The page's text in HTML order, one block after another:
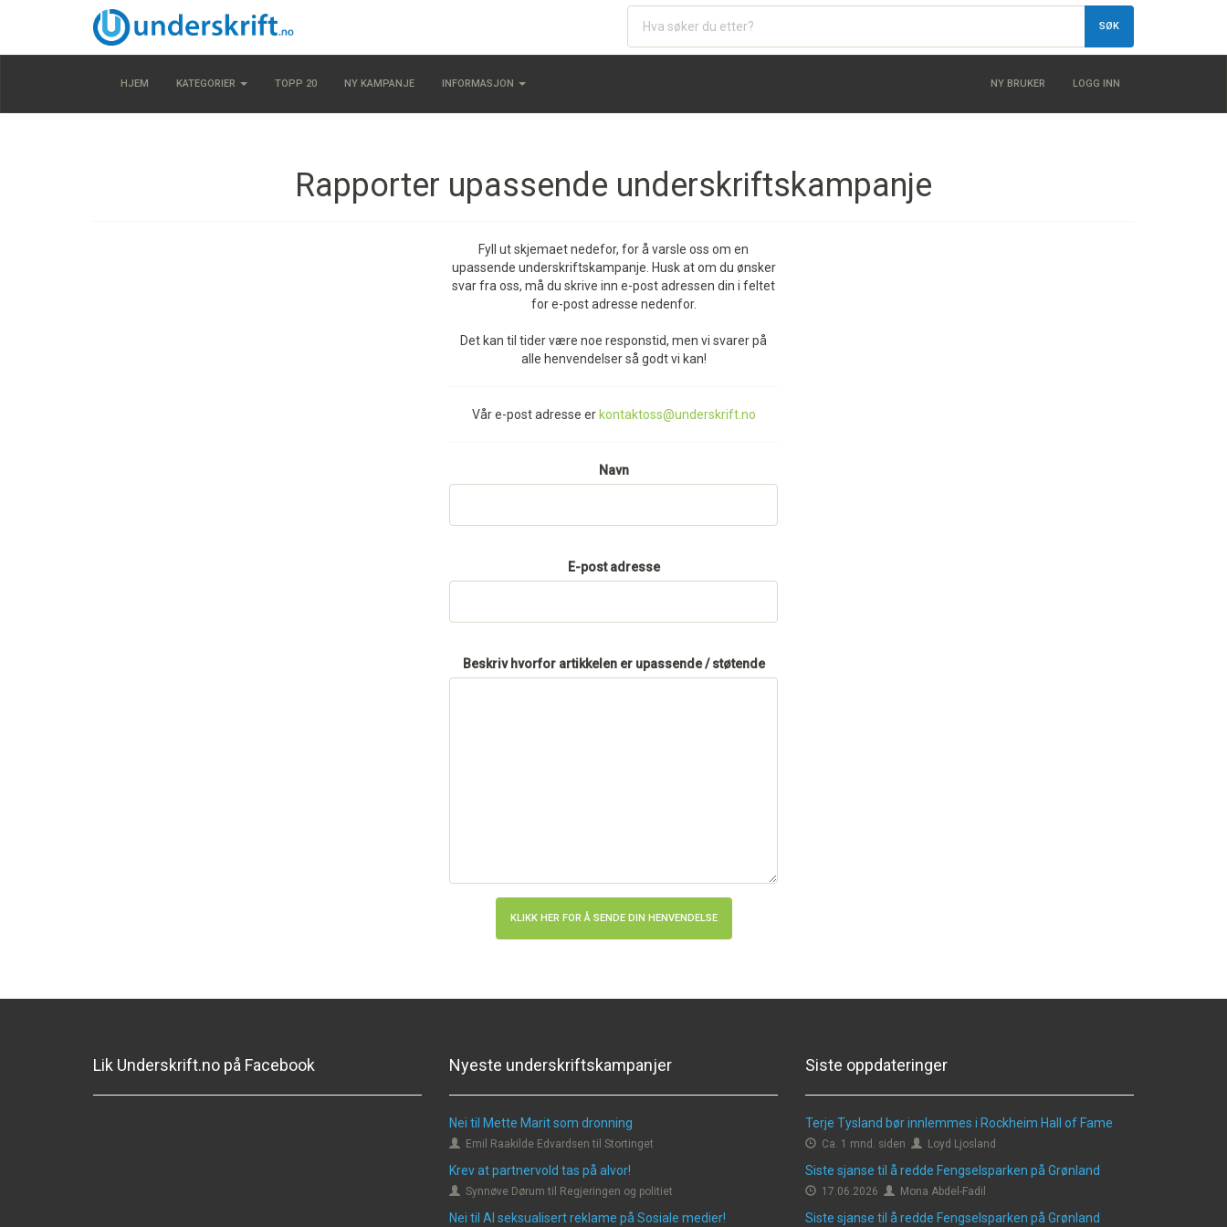
SØK
HJEM KATEGORIER TOPP 20 NY KAMPANJE INFORMASJON NY BRUKER LOGG INN
Rapporter upassende underskriftskampanje
Fyll ut skjemaet nedefor, for å varsle oss om en
upassende underskriftskampanje. Husk at om du ønsker
svar fra oss, må du skrive inn e-post adressen din i feltet
for e-post adresse nedenfor.
Det kan til tider være noe responstid, men vi svarer på
alle henvendelser så godt vi kan!
Vår e-post adresse er kontaktoss@underskrift.no
Navn
E-post adresse
Beskriv hvorfor artikkelen er upassende / støtende
Lik Underskrift.no på Facebook Nyeste underskriftskampanjer
Nei til Mette Marit som dronning
Emil Raakilde Edvardsen til Stortinget
Krev at partnervold tas på alvor!
Synnøve Dørum til Regjeringen og politiet
Nei til AI seksualisert reklame på Sosiale medier!
Siste oppdateringer
Terje Tysland bør innlemmes i Rockheim Hall of Fame
Ca. 1 mnd. siden Loyd Ljosland
Siste sjanse til å redde Fengselsparken på Grønland
17.06.2026 Mona Abdel-Fadil
Siste sjanse til å redde Fengselsparken på Grønland